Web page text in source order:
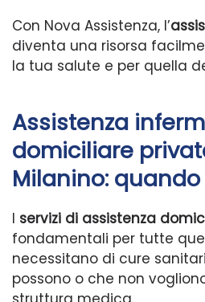
Con Nova Assistenza, l’
diventa una risorsa
la tua salute e per quella
Assistenza
domiciliare
Milanino: quando
I servizi di assistenza
fondamentali per tutte
necessitano di cure
possono o che non